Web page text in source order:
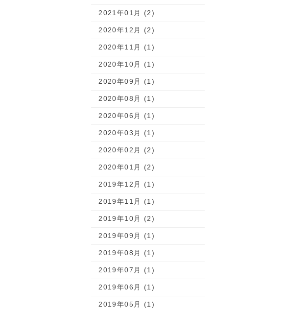
2021年01月 (2)
2020年12月 (2)
2020年11月 (1)
2020年10月 (1)
2020年09月 (1)
2020年08月 (1)
2020年06月 (1)
2020年03月 (1)
2020年02月 (2)
2020年01月 (2)
2019年12月 (1)
2019年11月 (1)
2019年10月 (2)
2019年09月 (1)
2019年08月 (1)
2019年07月 (1)
2019年06月 (1)
2019年05月 (1)